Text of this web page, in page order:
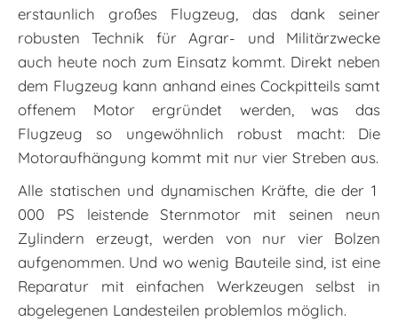
erstaunlich großes Flugzeug, das dank seiner
robusten Technik für Agrar- und Militärzwecke
auch heute noch zum Einsatz kommt. Direkt neben
dem Flugzeug kann anhand eines Cockpitteils samt
offenem Motor ergründet werden, was das
Flugzeug so ungewöhnlich robust macht: Die
Motoraufhängung kommt mit nur vier Streben aus.
Alle statischen und dynamischen Kräfte, die der 1
000 PS leistende Sternmotor mit seinen neun
Zylindern erzeugt, werden von nur vier Bolzen
aufgenommen. Und wo wenig Bauteile sind, ist eine
Reparatur mit einfachen Werkzeugen selbst in
abgelegenen Landesteilen problemlos möglich.